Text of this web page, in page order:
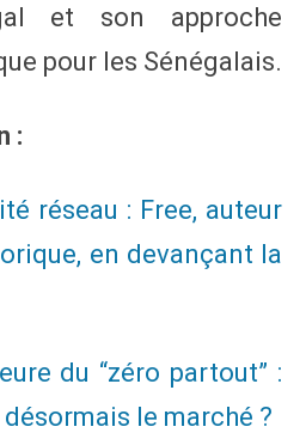
et son approche
pour les Sénégalais.
:
réseau : Free, auteur
en devançant la
du “zéro partout” :
le marché ?